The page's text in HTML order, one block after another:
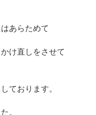
あらためて
け直しをさせて
ております。
。